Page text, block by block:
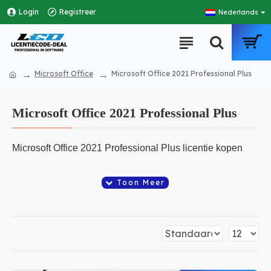
Login Registreer Nederlands
Microsoft Office Microsoft Office 2021 Professional Plus
Microsoft Office 2021 Professional Plus
Microsoft Office 2021 Professional Plus licentie kopen
wereldwijd gebruikt door zowel bedrijven als particuliere
gebruikers. Met programma’s zoals Word, Excel,